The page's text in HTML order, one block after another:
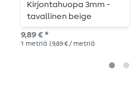
Kirjontahuopa 3mm -
tavallinen beige
9,89 € *
1 metriä | 9,89 € / metriä